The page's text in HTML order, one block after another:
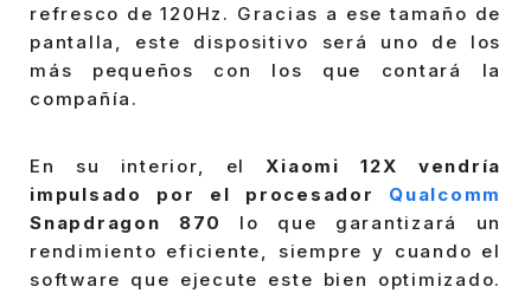
refresco de 120Hz. Gracias a ese tamaño de
pantalla, este dispositivo será uno de los
más pequeños con los que contará la
compañía.
En su interior, elXiaomi 12X vendría
impulsado por el procesador Qualcomm
Snapdragon 870
lo que garantizará un
rendimiento eficiente, siempre y cuando el
software que ejecute este bien optimizado.